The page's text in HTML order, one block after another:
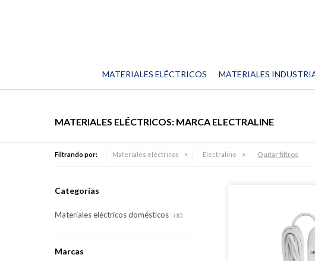
MATERIALES ELÉCTRICOS MATERIALES
MATERIALES ELÉCTRICOS: MARCA ELECTRALINE
Filtrando por: Materiales eléctricos Electraline Quitar filtros
Categorías
Materiales eléctricos domésticos (10)
Marcas